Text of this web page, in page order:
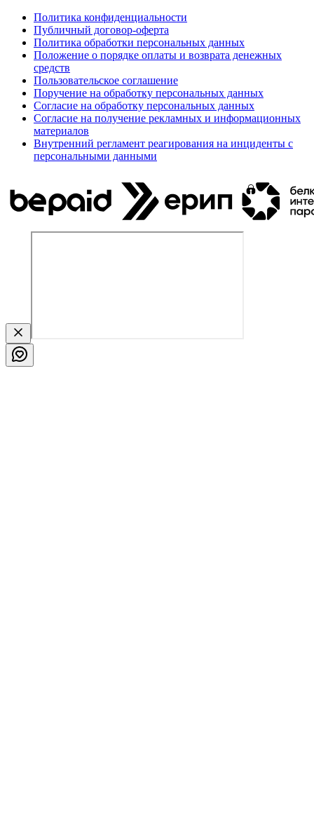
Политика конфиденциальности
Публичный договор-оферта
Политика обработки персональных данных
Положение о порядке оплаты и возврата денежных
средств
Пользовательское соглашение
Поручение на обработку персональных данных
Согласие на обработку персональных данных
Согласие на получение рекламных и информационных
материалов
Внутренний регламент реагирования на инциденты с
персональными данными